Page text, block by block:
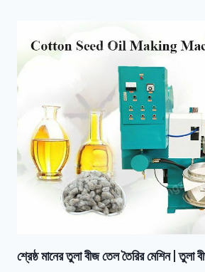
শ্রেষ্ঠ মানের তুলা বীজ তেল তৈরির মেশিন | তুলা